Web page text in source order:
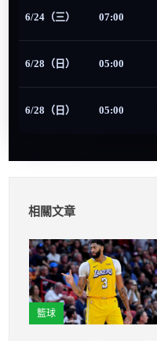
6/24（三） 07:00
6/28（日） 05:00
6/28（日） 05:00
相關文章
籃球